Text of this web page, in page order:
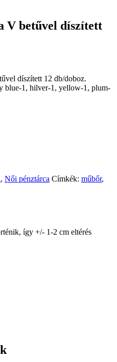
V betűvel díszített
díszített 12 db/doboz.
blue-1, hilver-1, yellow-1, plum-
, Női pénztárca Címkék: műbőr,
így +/- 1-2 cm eltérés